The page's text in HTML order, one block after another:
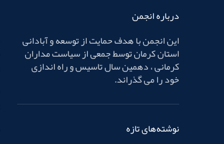
درباره انجمن
این انجمن با هدف حمایت از توسعه و آبادانی
استان کرمان توسط جمعی از سیاست مداران
کرمانی ، دهمین سال تاسیس و راه اندازی
خود را می گذراند.
نوشته‌های تازه